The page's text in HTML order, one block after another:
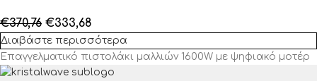
€370,76 €333,68
Διαβάστε περισσότερα
Επαγγελματικό πιστολάκι μαλλιών 1600W με ψηφιακό μοτέρ